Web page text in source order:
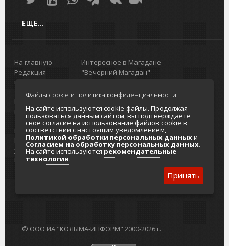
ЕЩЕ...
На главную
Редакция
портала
О проекте
Реклама на
портале
Отзывы и
предложения
Интернет-
услуги
Разработка
сайтов
Интересное в Магадане
"Вечерний Магадан"
Городская доска объявлений
Главный туристический портал
Колымы
Политика в отношении обработки
персональных данных
Согласие на обработку персональных
данных
© ООО ИА "КОЛЫМА-ИНФОРМ" 2000-2026 г.
Файлы cookie и политика конфиденциальности.
На сайте используются cookie-файлы. Продолжая
пользоваться данным сайтом, вы подтверждаете
свое согласие на использование файлов cookie в
соответствии с настоящим уведомлением,
Политикой обработки персональных данныхи
Согласием на обработку персональных данных.
На сайте используютсярекомендательные
технологии.
Принять